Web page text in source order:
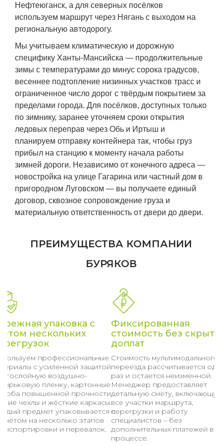
Нефтеюганск, а для северных посёлков
используем маршрут через Нягань с выходом на
региональную автодорогу.
Мы учитываем климатическую и дорожную
специфику Ханты-Мансийска — продолжительные
зимы с температурами до минус сорока градусов,
весеннее подтопление низинных участков трасс и
ограниченное число дорог с твёрдым покрытием за
пределами города. Для посёлков, доступных только
по зимнику, заранее уточняем сроки открытия
ледовых переправ через Обь и Иртыш и
планируем отправку контейнера так, чтобы груз
прибыл на станцию к моменту начала работы
зимней дороги. Независимо от конечного адреса —
новостройка на улице Гагарина или частный дом в
пригородном Луговском — вы получаете единый
договор, сквозное сопровождение груза и
материальную ответственность от двери до двери.
ПРЕИМУЩЕСТВА КОМПАНИИ
БУРЯКОВ
упаковка с
нескольких
профессиональные
с усиленной защитой:
воздушно-
пленку, картонные
повышенной прочности,
чехлы и жёсткие каркасы.
предмет упаковывается с
на несколько этапов
и перевалок.
Фиксированная
стоимость без
доплат
Стоимость мультимодального
переезда рассчитывается
раз и остается неизменной.
Менеджер предоставляет
детальную смету,
все участки маршрута,
перегрузки и работу
специалистов – без
дополнительных платежей в
процессе.